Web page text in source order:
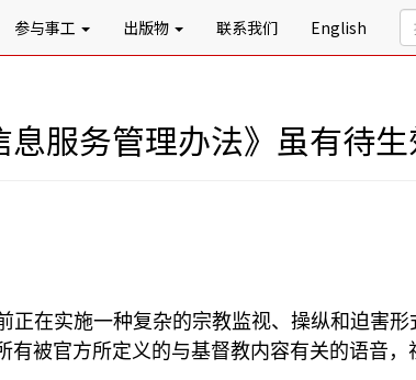
参与事工 出版物 联系我们 English
服务管理办法》虽有待
正在实施一种复杂的宗教监视、操纵和迫害
被官方所定义的与基督教内容有关的语音，